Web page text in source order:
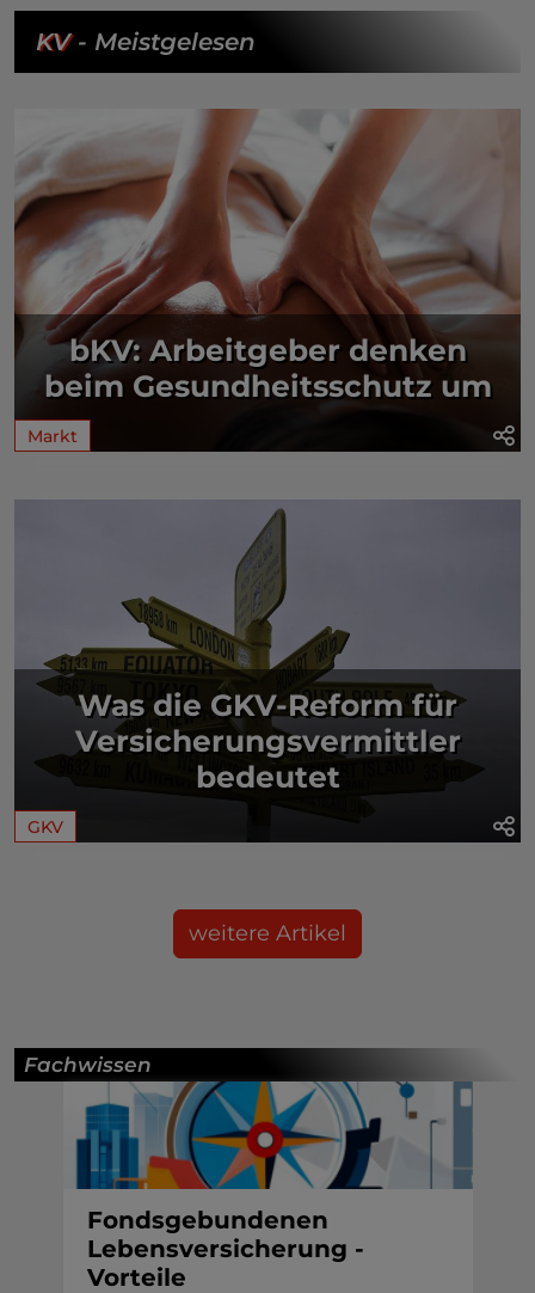
KV- Meistgelesen
bKV: Arbeitgeber denken
beim Gesundheitsschutz um
Markt
Was die GKV-Reform für
Versicherungsvermittler
bedeutet
GKV
weitere Artikel
Fachwissen
Fondsgebundenen
Lebensversicherung -
Vorteile